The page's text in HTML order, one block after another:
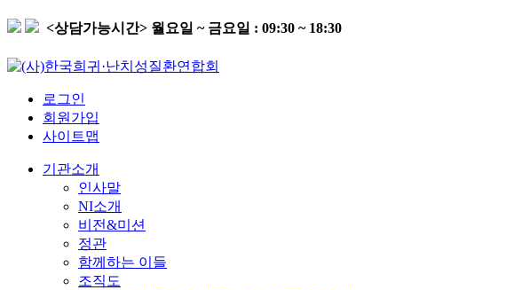
<상담가능시간> 월요일 ~ 금요일 : 09:30 ~ 18:30
로그인
회원가입
사이트맵
기관소개
인사말
NI소개
비전&미션
정관
함께하는 이들
조직도